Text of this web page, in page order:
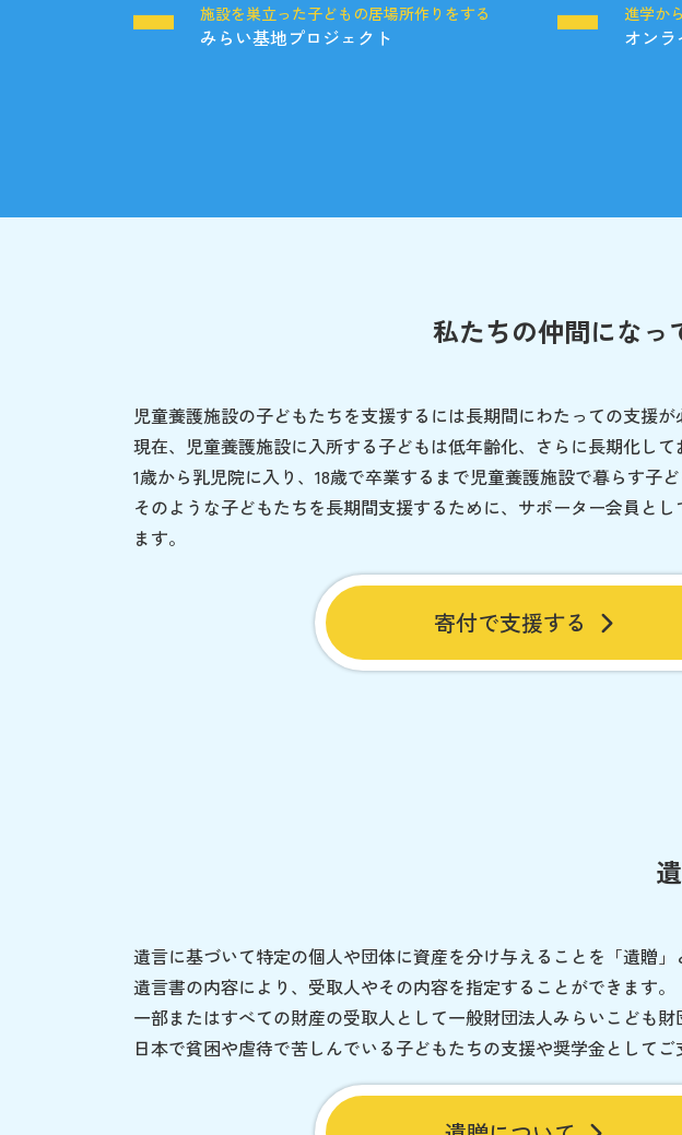
施設を巣立った子どもの居場所作りをする
みらい基地プロジェクト
進学か
オン
私たちの仲間になっ
児童養護施設の子どもたちを支援するには長期間にわたっての支援が
現在、児童養護施設に入所する子どもは低年齢化、さらに長期化して
1歳から乳児院に入り、18歳で卒業するまで児童養護施設で暮らす子ど
そのような子どもたちを長期間支援するために、サポーター会員と
ます。
寄付で支援する
遺言に基づいて特定の個人や団体に資産を分け与えることを「遺贈」
遺言書の内容により、受取人やその内容を指定することができます。
一部またはすべての財産の受取人として一般財団法人みらいこども財
日本で貧困や虐待で苦しんでいる子どもたちの支援や奨学金としてご